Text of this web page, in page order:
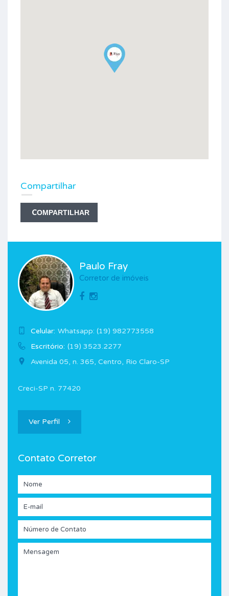
Compartilhar
COMPARTILHAR
Paulo Fray
Corretor de imóveis
Celular: Whatsapp: (19) 982773558
Escritório: (19) 3523.2277
Avenida 05, n. 365, Centro, Rio Claro-SP
Creci-SP n. 77420
Ver Perfil
Contato Corretor